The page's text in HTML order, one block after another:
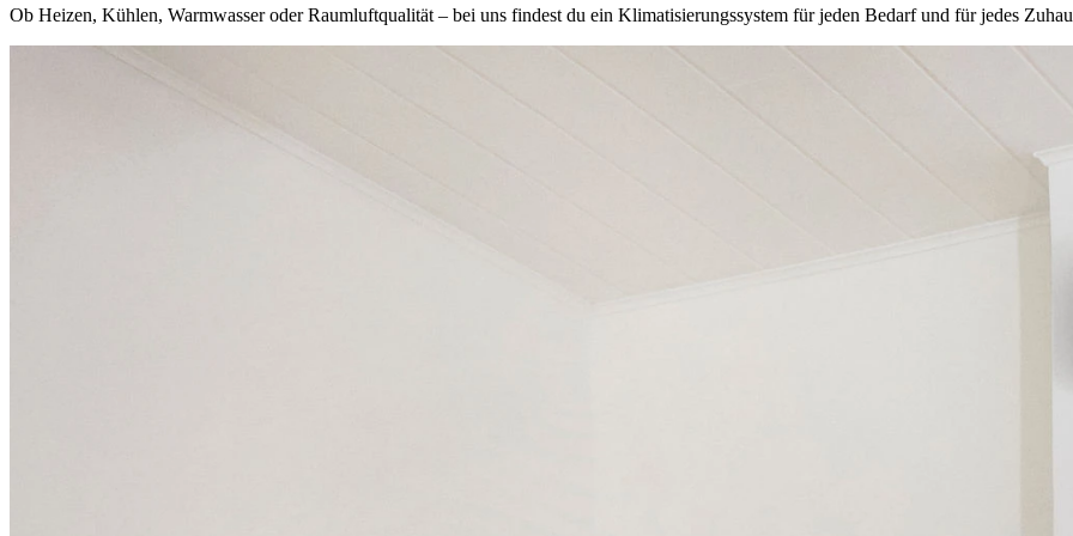
Ob Heizen, Kühlen, Warmwasser oder Raumluftqualität – bei uns findest du ein Klimatisierungssystem für jeden Bedarf und für jedes